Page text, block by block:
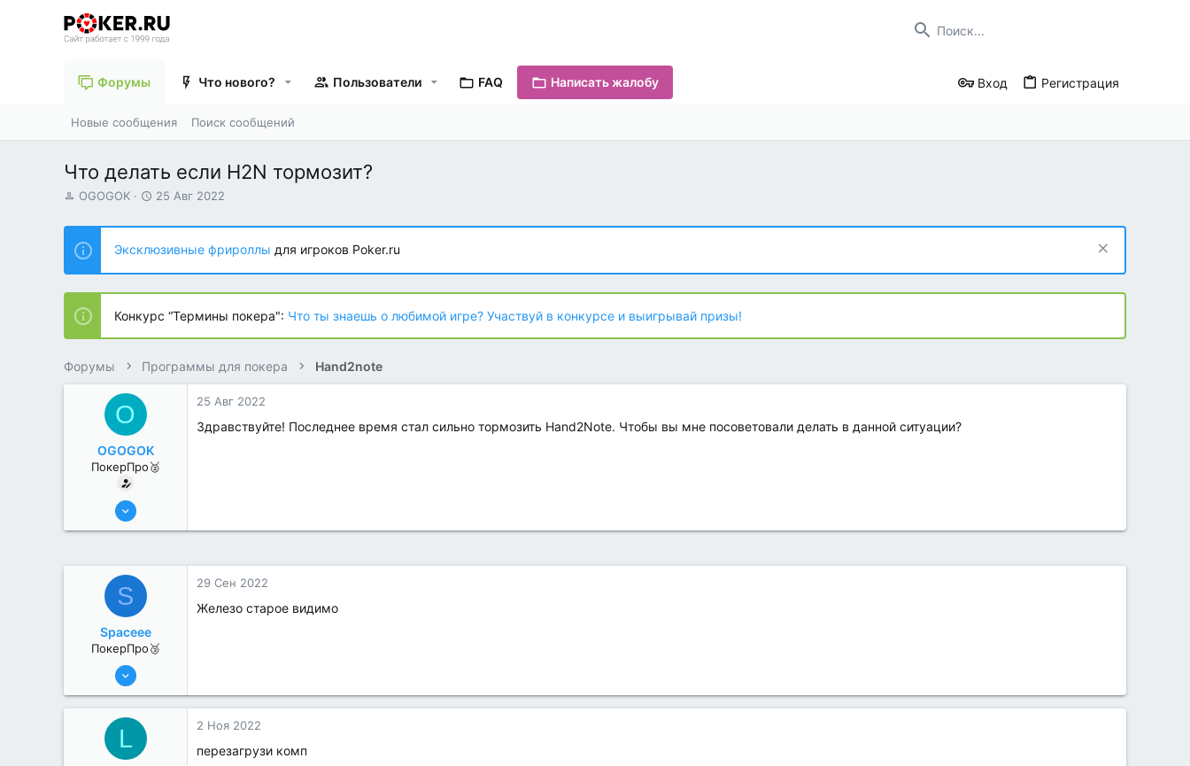
Форумы Что нового? Пользователи FAQ Написать жалобу Вход Регистрация
Новые сообщения Поиск сообщений
Что делать если H2N тормозит?
А
т
о
р
т
е
м
ы
OGOGOK
Д
т
н
а
ч
л
а
25 Авг 2022
Эксклюзивные фрироллы для игроков Poker.ru
Конкурс “Термины покера": Что ты знаешь о любимой игре? Участвуй в конкурсе и выигрывай призы!
Форумы Программы для покера Hand2note
O
OGOGOK
ПокерПро🥈
11 Авг 2022
25 Авг 2022
Здравствуйте! Последнее время стал сильно тормозить Hand2Note. Чтобы вы мне посоветовали делать в данной ситуации?
S
Spaceee
ПокерПро🥉
11 Авг 2022
1
29 Сен 2022
Железо старое видимо
L 2 Ноя 2022
перезагрузи комп